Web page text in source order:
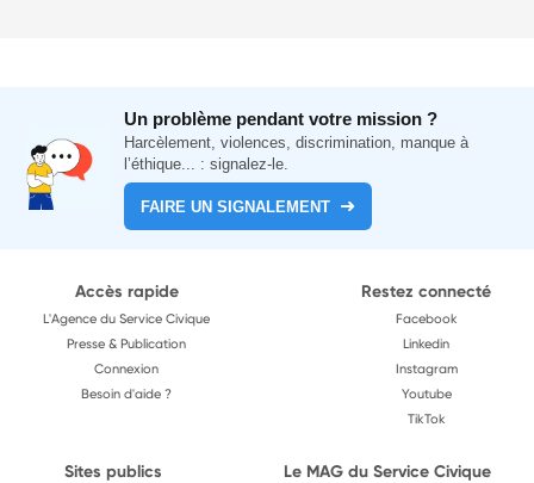
Un problème pendant votre mission ?
Harcèlement, violences, discrimination, manque à
l’éthique... : signalez-le.
FAIRE UN SIGNALEMENT
Accès rapide
L'Agence du Service Civique
Presse & Publication
Connexion
Besoin d'aide ?
Restez connecté
Facebook
Linkedin
Instagram
Youtube
TikTok
Sites publics Le MAG du Service Civique